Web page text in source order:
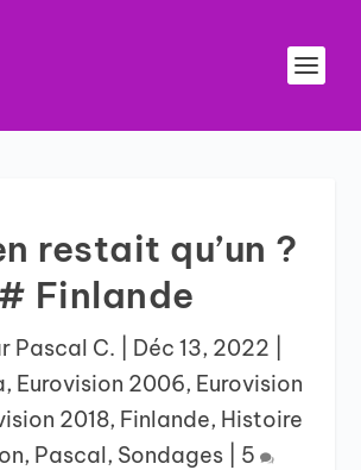
restait qu’un ?
Finlande
Pascal C. Déc 13, 2022
, Eurovision 2006, Eurovision
2018, Finlande, Histoire
, Pascal, Sondages| 5